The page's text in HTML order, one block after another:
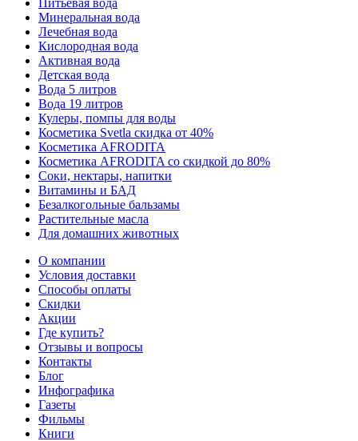
Минеральная вода
Лечебная вода
Кислородная вода
Активная вода
Детская вода
Вода 5 литров
Вода 19 литров
Кулеры, помпы для воды
Косметика Svetla скидка от 40%
Косметика AFRODITA
Косметика AFRODITA со скидкой до 80%
Соки, нектары, напитки
Витамины и БАД
Безалкогольные бальзамы
Растительные масла
Для домашних животных
О компании
Условия доставки
Способы оплаты
Скидки
Акции
Где купить?
Отзывы и вопросы
Контакты
Блог
Инфографика
Газеты
Фильмы
Книги